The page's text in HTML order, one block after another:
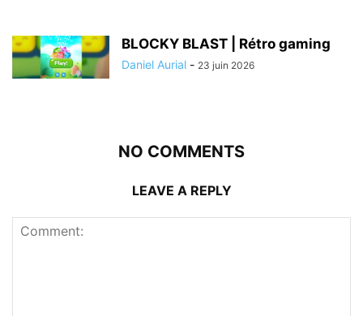
BLOCKY BLAST | Rétro gaming
Daniel Aurial - 23 juin 2026
NO COMMENTS
LEAVE A REPLY